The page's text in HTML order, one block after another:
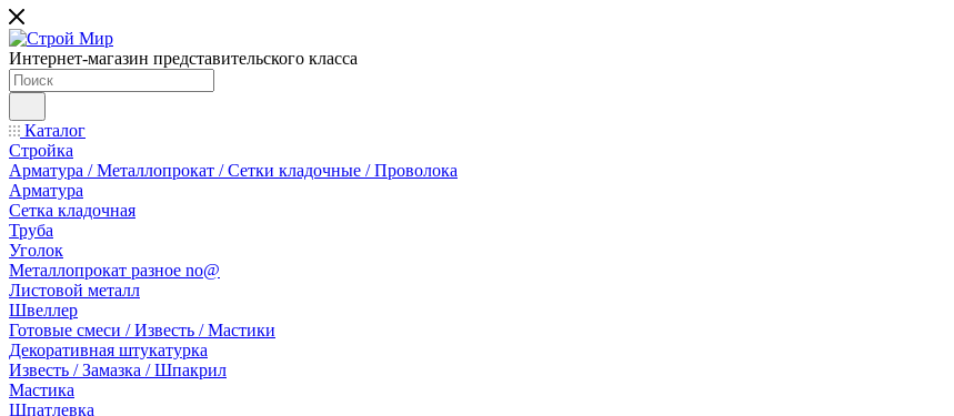
Интернет-магазин представительского класса
Каталог
Стройка
Арматура / Металлопрокат / Сетки кладочные / Проволока
Арматура
Сетка кладочная
Труба
Уголок
Металлопрокат разное no@
Листовой металл
Швеллер
Готовые смеси / Известь / Мастики
Декоративная штукатурка
Известь / Замазка / Шпакрил
Мастика
Шпатлевка